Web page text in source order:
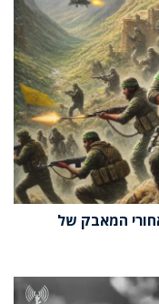
המאבק של